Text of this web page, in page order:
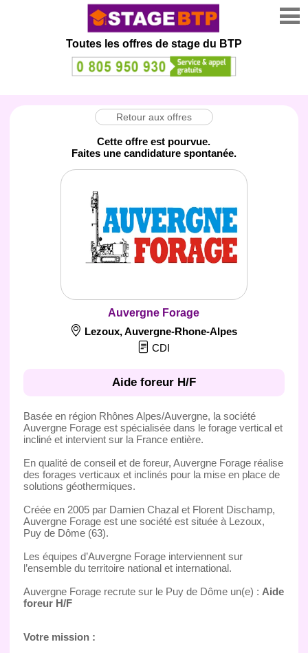
Toutes les offres de stage du BTP
Retour aux offres
Cette offre est pourvue.
Faites une candidature spontanée.
Auvergne Forage
Lezoux,Auvergne-Rhone-Alpes
CDI
Aide foreur H/F
Basée en région Rhônes Alpes/Auvergne, la société
Auvergne Forage est spécialisée dans le forage vertical et
incliné et intervient sur la France entière.
En qualité de conseil et de foreur, Auvergne Forage réalise
des forages verticaux et inclinés pour la mise en place de
solutions géothermiques.
Créée en 2005 par Damien Chazal et Florent Dischamp,
Auvergne Forage est une société est située à Lezoux,
Puy de Dôme (63).
Les équipes d’Auvergne Forage interviennent sur
l’ensemble du territoire national et international.
Auvergne Forage recrute sur le Puy de Dôme un(e) : Aide
foreur H/F
Votre mission :